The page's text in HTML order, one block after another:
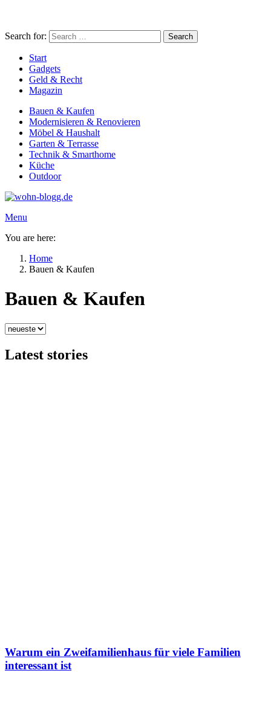
Search for: Search
Start
Gadgets
Geld & Recht
Magazin
Bauen & Kaufen
Modernisieren & Renovieren
Möbel & Haushalt
Garten & Terrasse
Technik & Smarthome
Küche
Outdoor
Menu
You are here:
Home
Bauen & Kaufen
Bauen & Kaufen
Latest stories
Warum ein Zweifamilienhaus für viele Familien
interessant ist